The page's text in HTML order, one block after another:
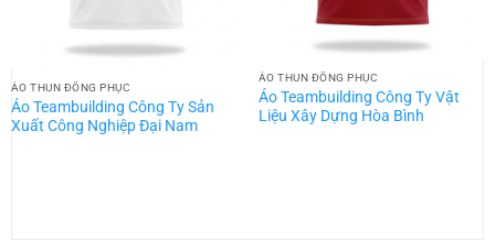
ÁO THUN ĐỒNG PHỤC
Áo Teambuilding Công Ty Sản
Xuất Công Nghiệp Đại Nam
ÁO THUN ĐỒNG PHỤC
Áo Teambuilding Công Ty Vật
Liệu Xây Dựng Hòa Bình